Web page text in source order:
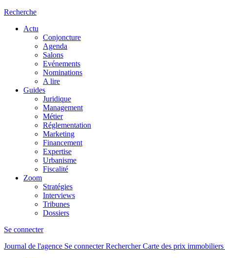
Recherche
Actu
Conjoncture
Agenda
Salons
Evénements
Nominations
A lire
Guides
Juridique
Management
Métier
Réglementation
Marketing
Financement
Expertise
Urbanisme
Fiscalité
Zoom
Stratégies
Interviews
Tribunes
Dossiers
Se connecter
Journal de l'agence Se connecterRechercher Carte des prix immobiliers